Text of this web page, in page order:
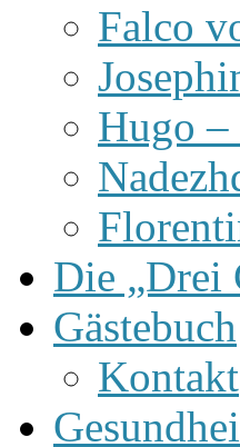
Falco
Hugo
Die „Drei
Gästebuch
Kontakt